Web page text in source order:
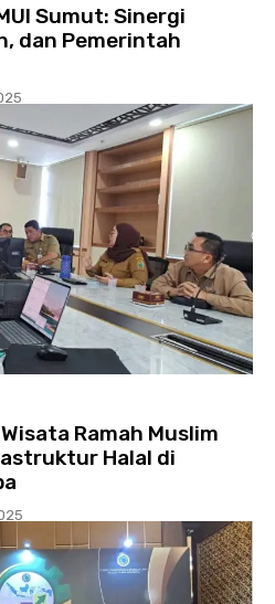
Sumut: Sinergi
dan Pemerintah
Ramah Muslim
Halal di